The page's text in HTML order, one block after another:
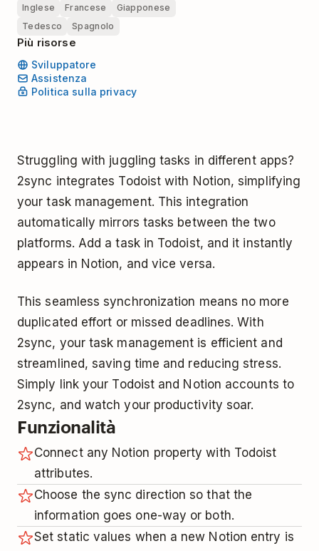
Inglese Francese
Giapponese
Tedesco
Spagnolo
Più risorse
Sviluppatore
Assistenza
Politica sulla privacy
Struggling with juggling tasks in different apps?
2sync integrates Todoist with Notion, simplifying
your task management. This integration
automatically mirrors tasks between the two
platforms. Add a task in Todoist, and it instantly
appears in Notion, and vice versa.
This seamless synchronization means no more
duplicated effort or missed deadlines. With
2sync, your task management is efficient and
streamlined, saving time and reducing stress.
Simply link your Todoist and Notion accounts to
2sync, and watch your productivity soar.
Funzionalità
Connect any Notion property with Todoist
attributes.
Choose the sync direction so that the
information goes one-way or both.
Set static values when a new Notion entry is